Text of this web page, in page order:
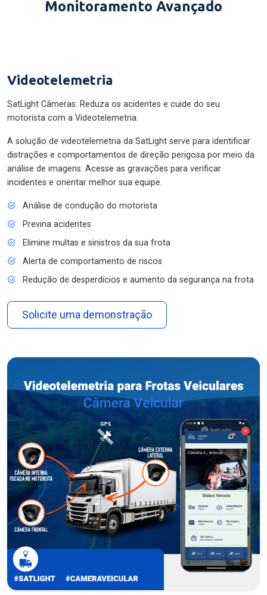
Monitoramento Avançado
Videotelemetria
SatLight Câmeras: Reduza os acidentes e cuide do seu
motorista com a Videotelemetria.
A solução de videotelemetria da SatLight serve para identificar
distrações e comportamentos de direção perigosa por meio da
análise de imagens. Acesse as gravações para verificar
incidentes e orientar melhor sua equipe.
Análise de condução do motorista
Previna acidentes
Elimine multas e sinistros da sua frota
Alerta de comportamento de riscos
Redução de desperdícios e aumento da segurança na frota
Solicite uma demonstração